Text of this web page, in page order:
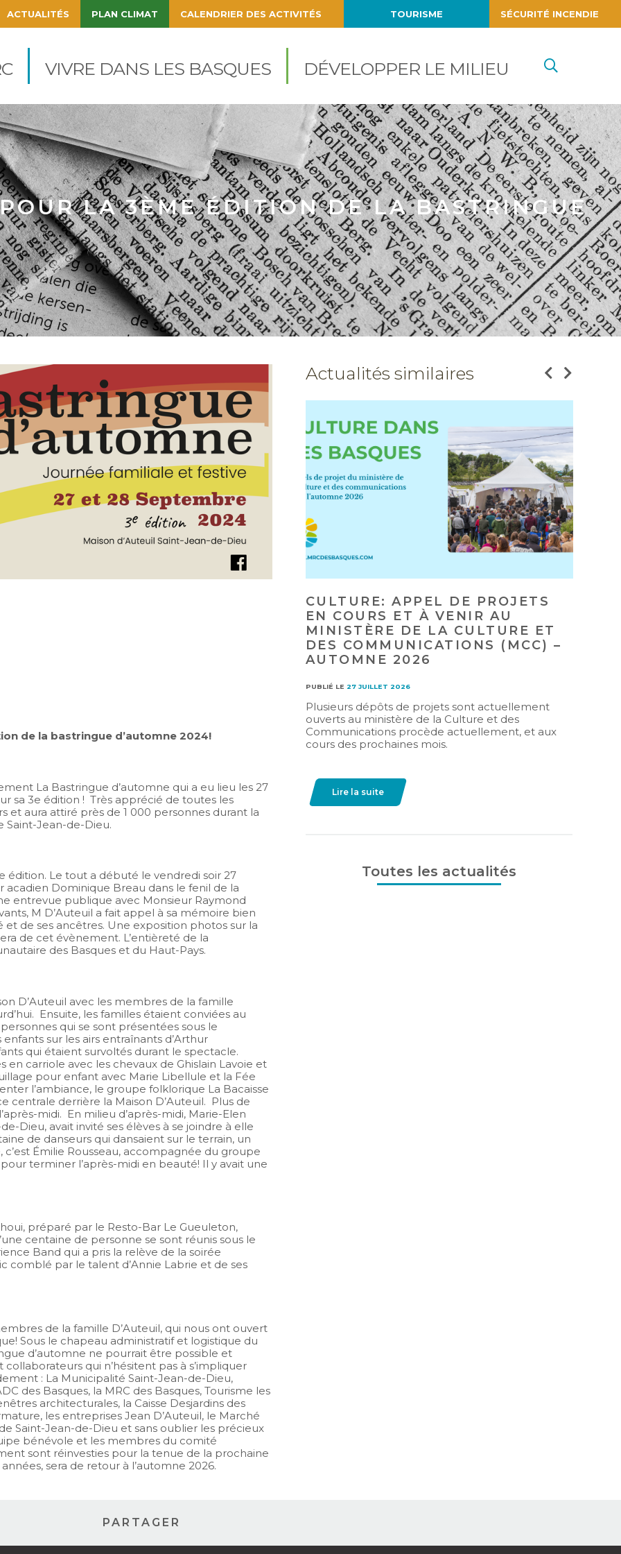
VIVRE DANS LES BASQUES DÉVELOPPER LE MILIEU
ACTUALITÉS PLAN CLIMAT CALENDRIER DES ACTIVITÉS TOURISME SÉCURITÉ INCENDIE
LA 3ÈME ÉDITION DE LA BASTRINGUE
de la bastringue d’automne 2024!
La Bastringue d’automne qui a eu lieu les 27
sa 3e édition ! Très apprécié de toutes les
et aura attiré près de 1 000 personnes durant la
Saint-Jean-de-Dieu.
édition. Le tout a débuté le vendredi soir 27
Dominique Breau dans le fenil de la
entrevue publique avec Monsieur Raymond
M D’Auteuil a fait appel à sa mémoire bien
de ses ancêtres. Une exposition photos sur la
de cet évènement. L’entièreté de la
des Basques et du Haut-Pays.
D’Auteuil avec les membres de la famille
Ensuite, les familles étaient conviées au
qui se sont présentées sous le
sur les airs entraînants d’Arthur
qui étaient survoltés durant le spectacle.
en carriole avec les chevaux de Ghislain Lavoie et
pour enfant avec Marie Libellule et la Fée
l’ambiance, le groupe folklorique La Bacaisse
centrale derrière la Maison D’Auteuil. Plus de
midi. En milieu d’après-midi, Marie-Elen
Dieu, avait invité ses élèves à se joindre à elle
de danseurs qui dansaient sur le terrain, un
Émilie Rousseau, accompagnée du groupe
terminer l’après-midi en beauté! Il y avait une
préparé par le Resto-Bar Le Gueuleton,
centaine de personne se sont réunis sous le
Band qui a pris la relève de la soirée
comblé par le talent d’Annie Labrie et de ses
de la famille D’Auteuil, qui nous ont ouvert
Sous le chapeau administratif et logistique du
d’automne ne pourrait être possible et
qui n’hésitent pas à s’impliquer
: La Municipalité Saint-Jean-de-Dieu,
des Basques, la MRC des Basques, Tourisme les
architecturales, la Caisse Desjardins des
les entreprises Jean D’Auteuil, le Marché
Saint-Jean-de-Dieu et sans oublier les précieux
bénévole et les membres du comité
sont réinvesties pour la tenue de la prochaine
sera de retour à l’automne 2026.
Actualités similaires
Communications procède actuellement, et aux
cours des prochaines mois.
Lire la suite
APPEL DE CANDIDATURES POUR
LE CONSEIL RÉGIONAL DU
PATRIMOINE (CRP)
PUBLIÉ LE15 JUILLET 2026
personnes citoyennes de la MRC des Basques
intéressées à siéger sur son nouveau Conseil
régional du patrimoine (CRP).
PARTAGER